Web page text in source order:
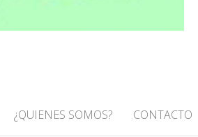
¿QUIENES SOMOS? CONTACTO